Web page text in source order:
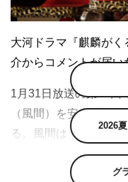
大河ドラマ『麒麟が
介からコメントが届い
1月31日放送の第43回
（風間）を安土城に
る。風間は「歴史フ
が、それがどのよう
んだ時、『えー、そ
2026
グ